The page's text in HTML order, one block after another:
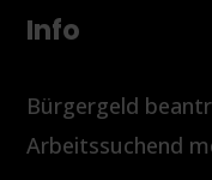
Info
Bürgergeld
Arbeitssuchend